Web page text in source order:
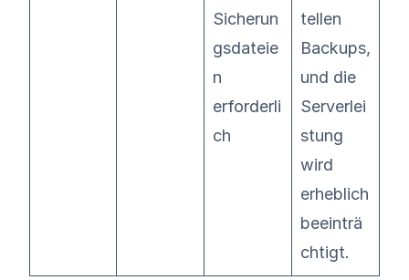
Sicherun
gsdateie
n
erforderli
ch
tellen
Backups,
und die
Serverlei
stung
wird
erheblich
beeinträ
chtigt.